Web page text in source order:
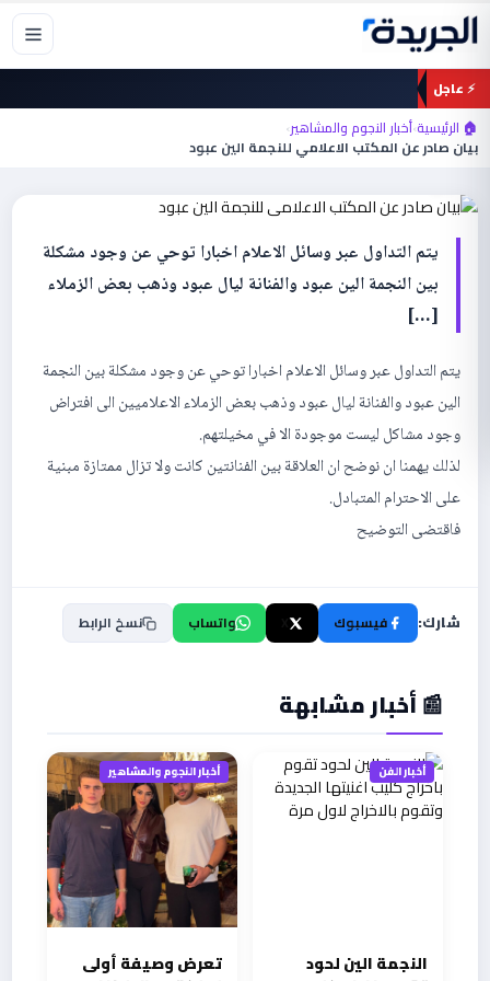
تخطي
المحتوى
⚡ عاجل
🏠 الرئيسية›أخبار النجوم والمشاهير›
بيان صادر عن المكتب الاعلامي للنجمة الين عبود
أخبار النجوم والمشاهير
بيان صادر عن المكتب الاعلامي للنجمة الين
يتم التداول عبر وسائل الاعلام اخبارا توحي عن وجود مشكلة
بين النجمة الين عبود والفنانة ليال عبود وذهب بعض الزملاء
[…]
يتم التداول عبر وسائل الاعلام اخبارا توحي عن وجود مشكلة بين النجمة
الين عبود والفنانة ليال عبود وذهب بعض الزملاء الاعلاميين الى افتراض
وجود مشاكل ليست موجودة الا في مخيلتهم.
لذلك يهمنا ان نوضح ان العلاقة بين الفنانتين كانت ولا تزال ممتازة مبنية
على الاحترام المتبادل.
فاقتضى التوضيح
شارك: فيسبوك واتساب نسخ الرابط
📰 أخبار مشابهة
أخبار الفن
النجمة الين لحود
أخبار النجوم والمشاهير
تعرض وصيفة أولى